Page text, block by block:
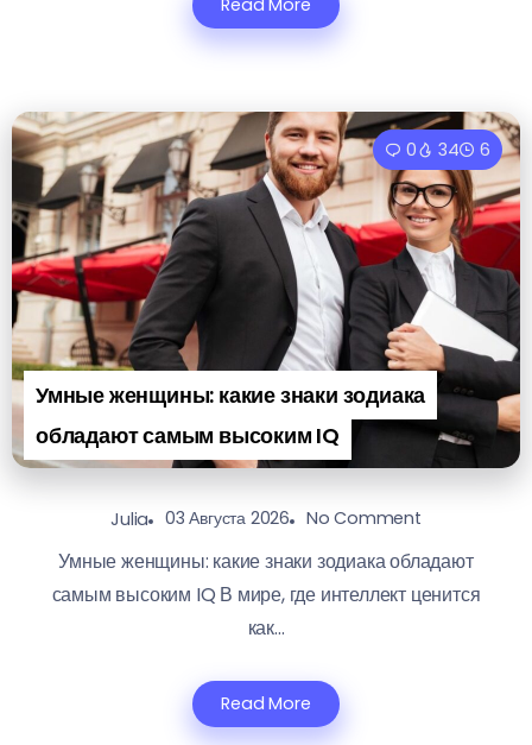
Умные женщины: какие знаки зодиака
обладают самым высоким IQ
0 34 6
Julia 03 Августа 2026 No Comment
Умные женщины: какие знаки зодиака обладают
самым высоким IQ В мире, где интеллект ценится
как...
Read More